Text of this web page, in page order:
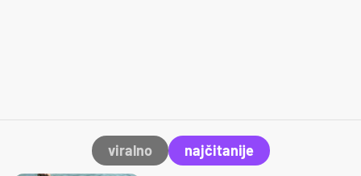
viralno najčitanije